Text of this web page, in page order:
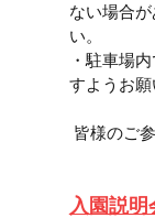
ない場合
い。
・駐車場
すようお願
皆様のご
入園説